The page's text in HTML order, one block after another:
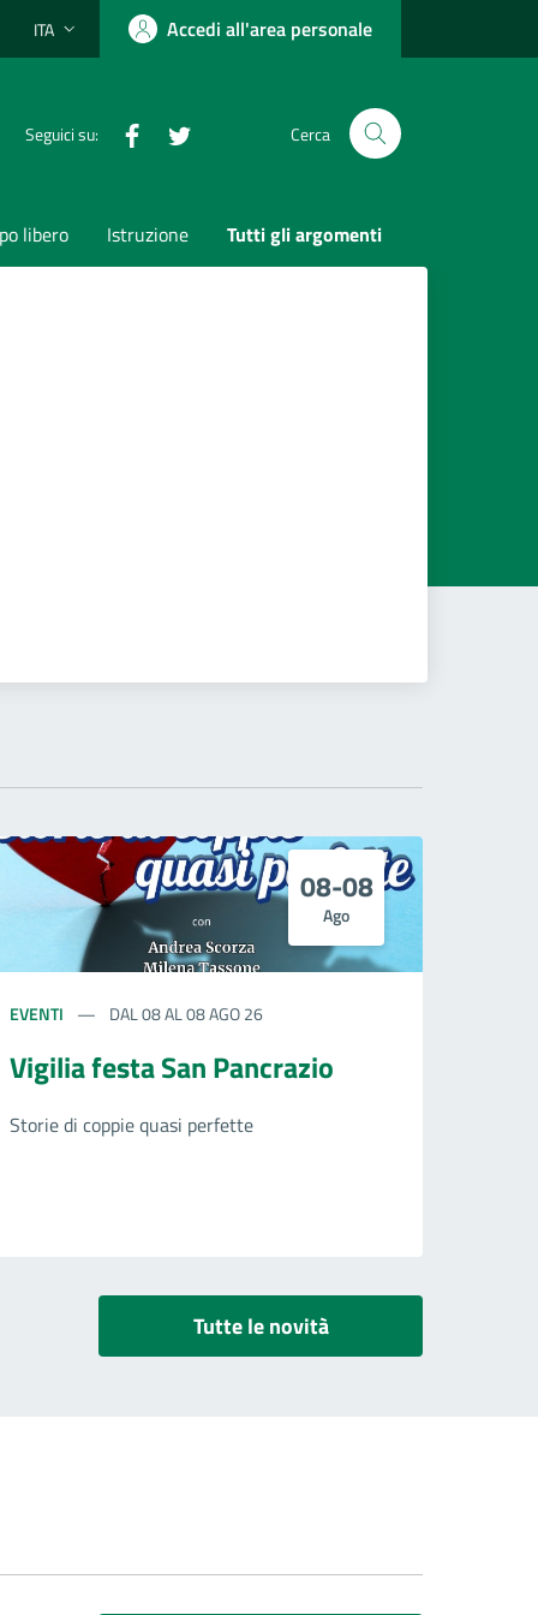
Lingua attiva:
ITA Accedi all'area personale
Seguici su: Facebook Cerca
libero Istruzione Tutti gli argomenti
08-08
Ago
EVENTI DAL 08 AL 08 AGO 26
Vigilia festa San Pancrazio
Storie di coppie quasi perfette
Tutte le novità